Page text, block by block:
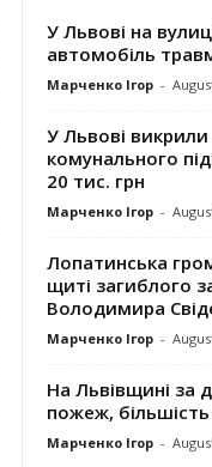
У Львові на
автомобіль
Марченко Ігор -
У Львові
комунального
20 тис. грн
Марченко Ігор -
Лопатинська
щиті загиблого
Володимира
Марченко Ігор -
На Львівщині за
пожеж,
Марченко Ігор -